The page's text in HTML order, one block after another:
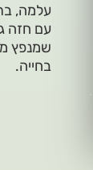
עם חזה
שמנפץ
בחייה.